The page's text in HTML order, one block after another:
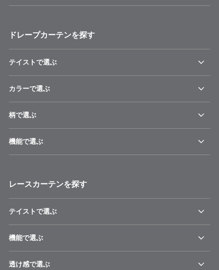
ドレープカーテンを探す
テイストで選ぶ
カラーで選ぶ
柄で選ぶ
機能で選ぶ
レースカーテンを探す
テイストで選ぶ
機能で選ぶ
透け感で選ぶ